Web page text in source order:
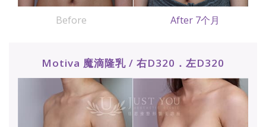
Before After 7个月
Motiva 魔滴隆乳 / 右D320．左D320